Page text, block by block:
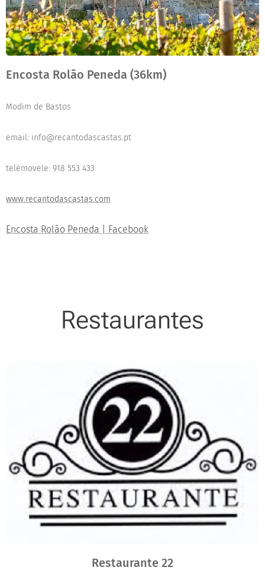
Encosta Rolão Peneda (36km)
Modim de Bastos
email: info@recantodascastas.pt
telémovele: 918 553 433
www.recantodascastas.com
Encosta Rolão Peneda | Facebook
Restaurantes
Restaurante 22